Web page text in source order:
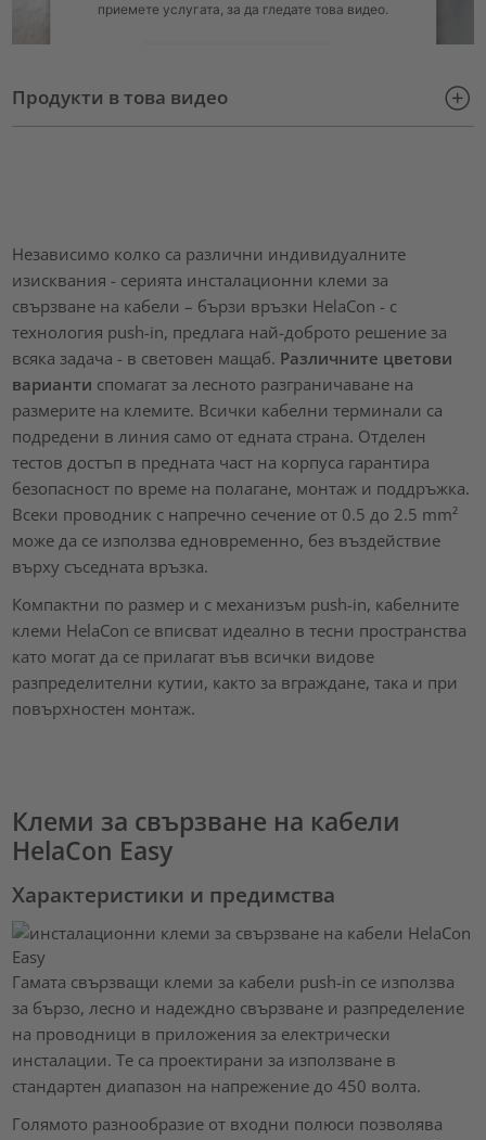
приемете услугата, за да гледате това видео.
Продукти в това видео
Независимо колко са различни индивидуалните
изисквания - серията инсталационни клеми за
свързване на кабели – бързи връзки HelaCon - с
технология push-in, предлага най-доброто решение за
всяка задача - в световен мащаб. Различните цветови
варианти спомагат за лесното разграничаване на
размерите на клемите. Всички кабелни терминали са
подредени в линия само от едната страна. Отделен
тестов достъп в предната част на корпуса гарантира
безопасност по време на полагане, монтаж и поддръжка.
Всеки проводник с напречно сечение от 0.5 до 2.5 mm²
може да се използва едновременно, без въздействие
върху съседнaта връзка.
Компактни по размер и с механизъм push-in, кабелните
клеми HelaCon се вписват идеално в тесни пространства
като могат да се прилагат във всички видове
разпределителни кутии, както за вграждане, така и при
повърхностен монтаж.
Клеми за свързване на кабели
HelaCon Easy
Характеристики и предимства
Гамата свързващи клеми за кабели push-in се използва
за бързо, лесно и надеждно свързване и разпределение
на проводници в приложения за електрически
инсталации. Те са проектирани за използване в
стандартен диапазон на напрежение до 450 волта.
Голямото разнообразие от входни полюси позволява